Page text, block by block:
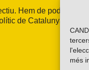
més
Hem de poder decidir
de Catalunya, i els